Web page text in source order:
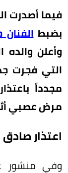
فيما أصدرت
بضبط
وأعلن والده
التي فجرت
مجدداً
مرض عصبي
اعتذار صادق
وفي منشور